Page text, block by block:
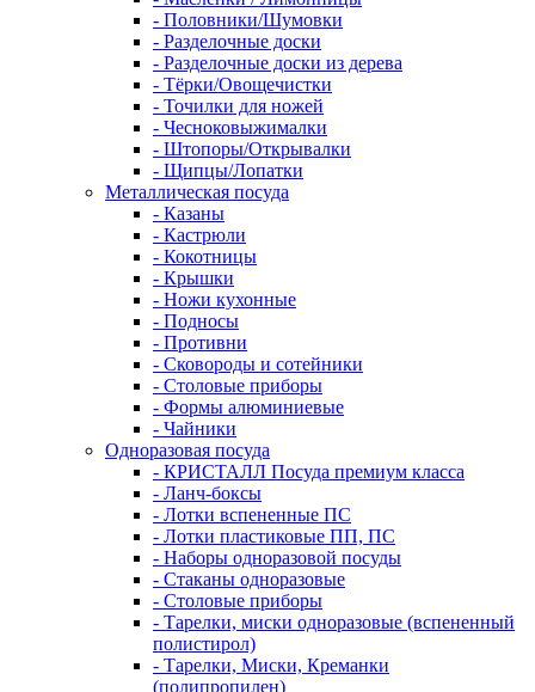
- Половники/Шумовки
- Разделочные доски
- Разделочные доски из дерева
- Тёрки/Овощечистки
- Точилки для ножей
- Чесноковыжималки
- Штопоры/Открывалки
- Щипцы/Лопатки
Металлическая посуда
- Казаны
- Кастрюли
- Кокотницы
- Крышки
- Ножи кухонные
- Подносы
- Противни
- Сковороды и сотейники
- Столовые приборы
- Формы алюминиевые
- Чайники
Одноразовая посуда
- КРИСТАЛЛ Посуда премиум класса
- Ланч-боксы
- Лотки вспененные ПС
- Лотки пластиковые ПП, ПС
- Наборы одноразовой посуды
- Стаканы одноразовые
- Столовые приборы
- Тарелки, миски одноразовые (вспененный
полистирол)
- Тарелки, Миски, Креманки
(полипропилен)